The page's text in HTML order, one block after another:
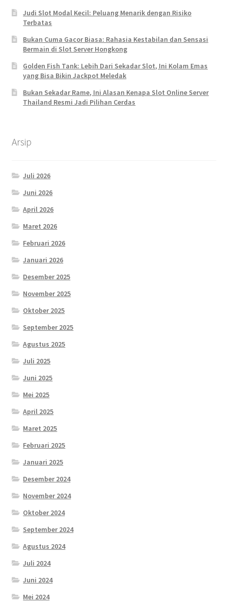
Judi Slot Modal Kecil: Peluang Menarik dengan Risiko
Terbatas
Bukan Cuma Gacor Biasa: Rahasia Kestabilan dan Sensasi
Bermain di Slot Server Hongkong
Golden Fish Tank: Lebih Dari Sekadar Slot, Ini Kolam Emas
yang Bisa Bikin Jackpot Meledak
Bukan Sekadar Rame, Ini Alasan Kenapa Slot Online Server
Thailand Resmi Jadi Pilihan Cerdas
Arsip
Juli 2026
Juni 2026
April 2026
Maret 2026
Februari 2026
Januari 2026
Desember 2025
November 2025
Oktober 2025
September 2025
Agustus 2025
Juli 2025
Juni 2025
Mei 2025
April 2025
Maret 2025
Februari 2025
Januari 2025
Desember 2024
November 2024
Oktober 2024
September 2024
Agustus 2024
Juli 2024
Juni 2024
Mei 2024